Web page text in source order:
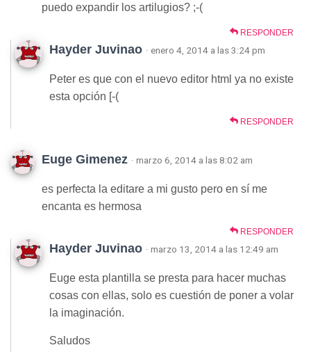
puedo expandir los artilugios? ;-(
RESPONDER
Hayder Juvinao · enero 4, 2014 a las 3:24 pm
Peter es que con el nuevo editor html ya no existe
esta opción [-(
RESPONDER
Euge Gimenez · marzo 6, 2014 a las 8:02 am
es perfecta la editare a mi gusto pero en sí me
encanta es hermosa
RESPONDER
Hayder Juvinao · marzo 13, 2014 a las 12:49 am
Euge esta plantilla se presta para hacer muchas
cosas con ellas, solo es cuestión de poner a volar
la imaginación.
Saludos